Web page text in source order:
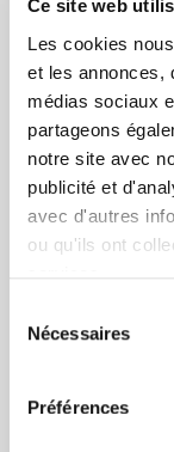
Ce site web
Les cookies
et les annonces,
médias sociaux
partageons
notre site avec
publicité et
avec d'autres
ou qu'ils ont
Nécessaires
Préférences
+